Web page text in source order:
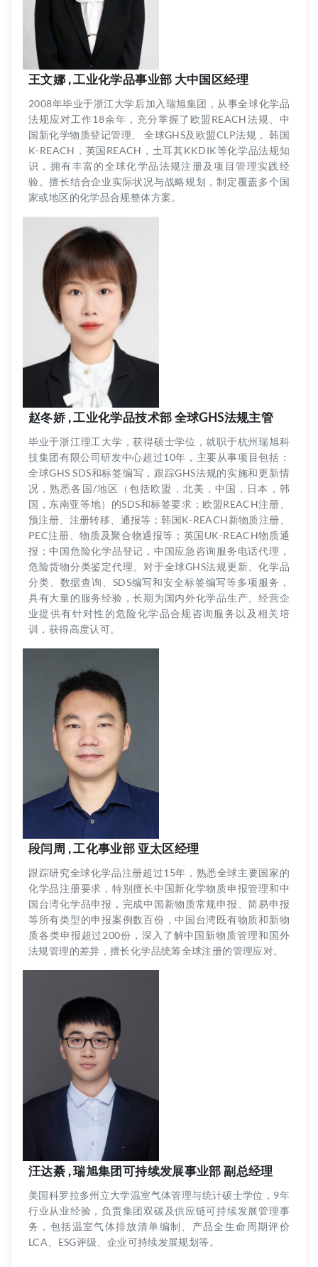
王文娜 , 工业化学品事业部 大中国区经理
2008年毕业于浙江大学后加入瑞旭集团，从事全球化学品
法规应对工作18余年，充分掌握了欧盟REACH法规、中
国新化学物质登记管理、 全球GHS及欧盟CLP法规， 韩国
K-REACH，英国REACH，土耳其KKDIK等化学品法规知
识，拥有丰富的全球化学品法规注册及项目管理实践经
验。擅长结合企业实际状况与战略规划，制定覆盖多个国
家或地区的化学品合规整体方案。
赵冬娇 , 工业化学品技术部 全球GHS法规主管
毕业于浙江理工大学，获得硕士学位，就职于杭州瑞旭科
技集团有限公司研发中心超过10年，主要从事项目包括：
全球GHS SDS和标签编写，跟踪GHS法规的实施和更新情
况，熟悉各国/地区（包括欧盟，北美，中国，日本，韩
国，东南亚等地）的SDS和标签要求；欧盟REACH注册、
预注册、注册转移、通报等；韩国K-REACH新物质注册、
PEC注册、物质及聚合物通报等；英国UK-REACH物质通
报；中国危险化学品登记，中国应急咨询服务电话代理，
危险货物分类鉴定代理。对于全球GHS法规更新、化学品
分类、数据查询、SDS编写和安全标签编写等多项服务，
具有大量的服务经验，长期为国内外化学品生产、经营企
业提供有针对性的危险化学品合规咨询服务以及相关培
训，获得高度认可。
段闫周 , 工化事业部 亚太区经理
跟踪研究全球化学品注册超过15年，熟悉全球主要国家的
化学品注册要求，特别擅长中国新化学物质申报管理和中
国台湾化学品申报，完成中国新物质常规申报、简易申报
等所有类型的申报案例数百份，中国台湾既有物质和新物
质各类申报超过200份，深入了解中国新物质管理和国外
法规管理的差异，擅长化学品统筹全球注册的管理应对。
汪达綦 , 瑞旭集团可持续发展事业部 副总经理
美国科罗拉多州立大学温室气体管理与统计硕士学位，9年
行业从业经验，负责集团双碳及供应链可持续发展管理事
务，包括温室气体排放清单编制、产品全生命周期评价
LCA、ESG评级、企业可持续发展规划等。